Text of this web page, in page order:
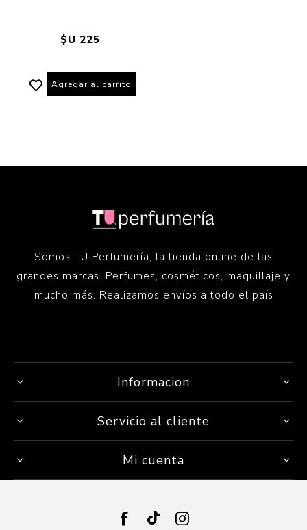
$U 225
Agregar al carrito
Somos TU Perfumería, la tienda online de las
grandes marcas. Perfumes, cosméticos, maquillaje y
mucho más. Realizamos envíos a todo el país
Informacion
Servicio al cliente
Mi cuenta